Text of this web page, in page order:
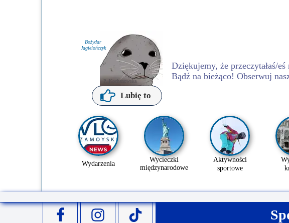
Lubię to
Dziękujemy, że przeczytałaś/
Bądź na bieżąco! Obserwuj
Bożydar
Jagielończyk
P. Kochanowska
Aktywności
sportowe
Wycieczki
międzynarodowe
Wydarzenia